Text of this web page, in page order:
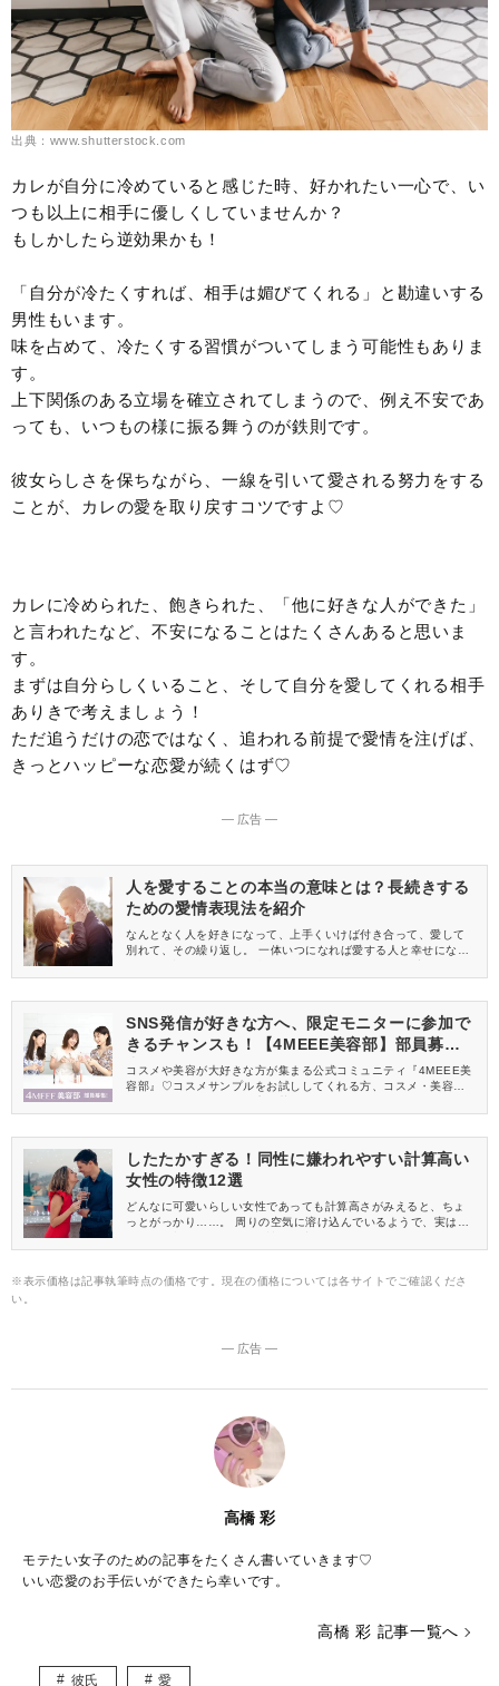
出典：www.shutterstock.com
カレが自分に冷めていると感じた時、好かれたい一心で、い
つも以上に相手に優しくしていませんか？
もしかしたら逆効果かも！
「自分が冷たくすれば、相手は媚びてくれる」と勘違いする
男性もいます。
味を占めて、冷たくする習慣がついてしまう可能性もありま
す。
上下関係のある立場を確立されてしまうので、例え不安であ
っても、いつもの様に振る舞うのが鉄則です。
彼女らしさを保ちながら、一線を引いて愛される努力をする
ことが、カレの愛を取り戻すコツですよ♡
カレに冷められた、飽きられた、「他に好きな人ができた」
と言われたなど、不安になることはたくさんあると思いま
す。
まずは自分らしくいること、そして自分を愛してくれる相手
ありきで考えましょう！
ただ追うだけの恋ではなく、追われる前提で愛情を注げば、
きっとハッピーな恋愛が続くはず♡
― 広告 ―
人を愛することの本当の意味とは？長続きする
ための愛情表現法を紹介
なんとなく人を好きになって、上手くいけば付き合って、愛して
別れて、その繰り返し。 一体いつになれば愛する人と幸せになれ
の意味について、本当に理解できている人は意外と少ないもので
切です。 そして、愛する人に対して、きちんと愛情表現を示すこ
とこそが、愛する人と長続きする秘訣なのです。
SNS発信が好きな方へ、限定モニターに参加で
きるチャンスも！【4MEEE美容部】部員募集
中
コスメや美容が大好きな方が集まる公式コミュニティ『4MEEE美
容部』♡コスメサンプルをお試ししてくれる方、コスメ・美容情報
したたかすぎる！同性に嫌われやすい計算高い
女性の特徴12選
どんなに可愛いらしい女性であっても計算高さがみえると、ちょ
っとがっかり……。 周りの空気に溶け込んでいるようで、実はそ
は、女性に嫌われやすい計算高い女性の特徴をご紹介いたします♪
※表示価格は記事執筆時点の価格です。現在の価格については各サイトでご確認くださ
い。
― 広告 ―
高橋 彩
モテたい女子のための記事をたくさん書いていきます♡
いい恋愛のお手伝いができたら幸いです。
高橋 彩 記事一覧へ
彼氏 愛